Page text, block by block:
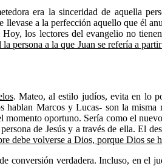
era la sinceridad de aquella
a la perfección aquello que él
los lectores del evangelio no
persona a la que Juan se refería a
. Mateo, al estilo judíos, evita en lo
Marcos y Lucas- son la
oportuno. Sería como el
de Jesús y a través de ella. El
debe volverse a Dios, porque Dios se
conversión verdadera. Incluso, en